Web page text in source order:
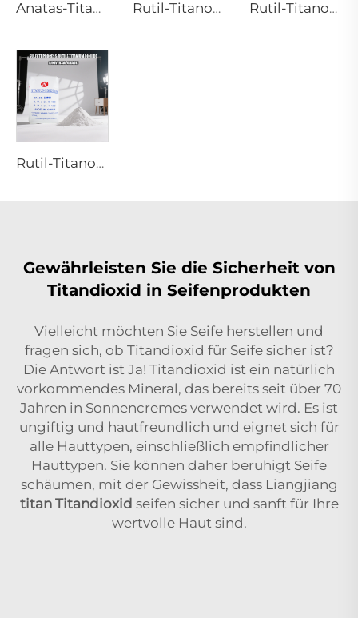
Anatas-Titanoxid A101|Allgemeine Qualität Rutil-Titanoxid R218 (Universalqualität) Rutil-Titanoxid R909 (Beschichtungen und Lacke allgemein)
Rutil-Titanoxid R944 (Universalqualität)
Gewährleisten Sie die Sicherheit von
Titandioxid in Seifenprodukten
Vielleicht möchten Sie Seife herstellen und
fragen sich, ob Titandioxid für Seife sicher ist?
Die Antwort ist Ja! Titandioxid ist ein natürlich
vorkommendes Mineral, das bereits seit über 70
Jahren in Sonnencremes verwendet wird. Es ist
ungiftig und hautfreundlich und eignet sich für
alle Hauttypen, einschließlich empfindlicher
Hauttypen. Sie können daher beruhigt Seife
schäumen, mit der Gewissheit, dass Liangjiang
titan Titandioxid seifen sicher und sanft für Ihre
wertvolle Haut sind.